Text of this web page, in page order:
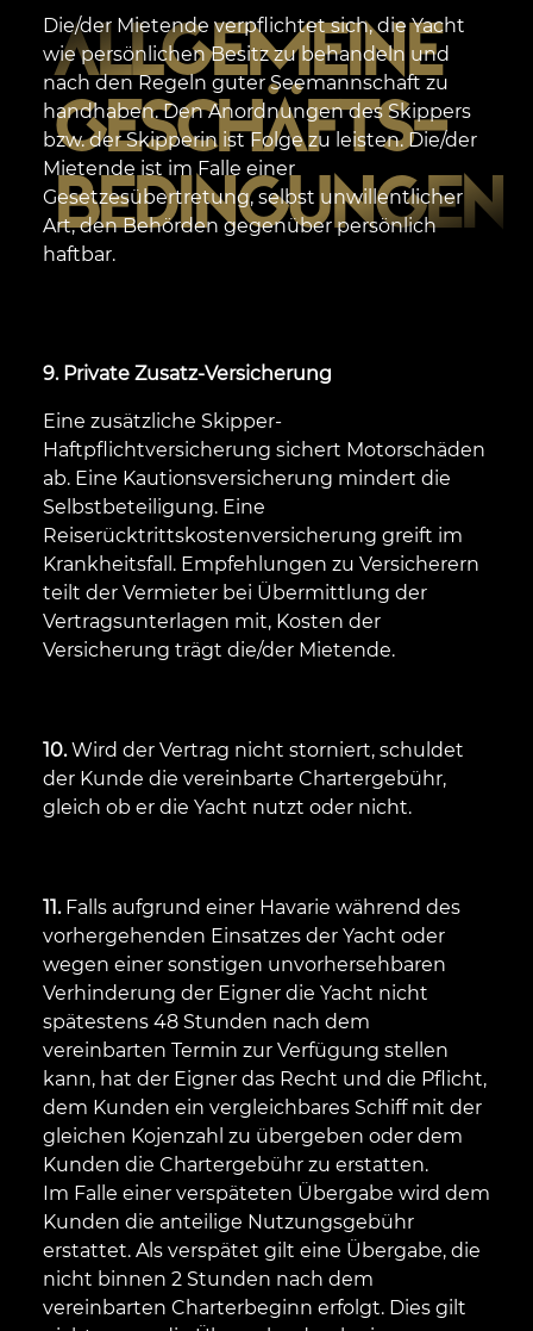
ALLGEMEINE
GESCHÄFTS­
BEDINGUNGEN
Die/der Mietende verpflichtet sich, die Yacht
wie persönlichen Besitz zu behandeln und
nach den Regeln guter Seemannschaft zu
handhaben. Den Anordnungen des Skippers
bzw. der Skipperin ist Folge zu leisten. Die/der
Mietende ist im Falle einer
Gesetzesübertretung, selbst unwillentlicher
Art, den Behörden gegenüber persönlich
haftbar.
9. Private Zusatz-Versicherung
Eine zusätzliche Skipper-
Haftpflichtversicherung sichert Motorschäden
ab. Eine Kautionsversicherung mindert die
Selbstbeteiligung. Eine
Reiserücktrittskostenversicherung greift im
Krankheitsfall. Empfehlungen zu Versicherern
teilt der Vermieter bei Übermittlung der
Vertragsunterlagen mit, Kosten der
Versicherung trägt die/der Mietende.
10.Wird der Vertrag nicht storniert, schuldet
der Kunde die vereinbarte Chartergebühr,
gleich ob er die Yacht nutzt oder nicht.
11.Falls aufgrund einer Havarie während des
vorhergehenden Einsatzes der Yacht oder
wegen einer sonstigen unvorhersehbaren
Verhinderung der Eigner die Yacht nicht
spätestens 48 Stunden nach dem
vereinbarten Termin zur Verfügung stellen
kann, hat der Eigner das Recht und die Pflicht,
dem Kunden ein vergleichbares Schiff mit der
gleichen Kojenzahl zu übergeben oder dem
Kunden die Chartergebühr zu erstatten.
Im Falle einer verspäteten Übergabe wird dem
Kunden die anteilige Nutzungsgebühr
erstattet. Als verspätet gilt eine Übergabe, die
nicht binnen 2 Stunden nach dem
vereinbarten Charterbeginn erfolgt. Dies gilt